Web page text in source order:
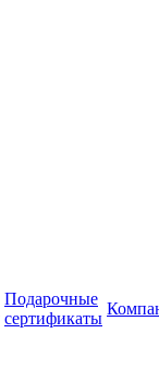
Подарочные
сертификаты